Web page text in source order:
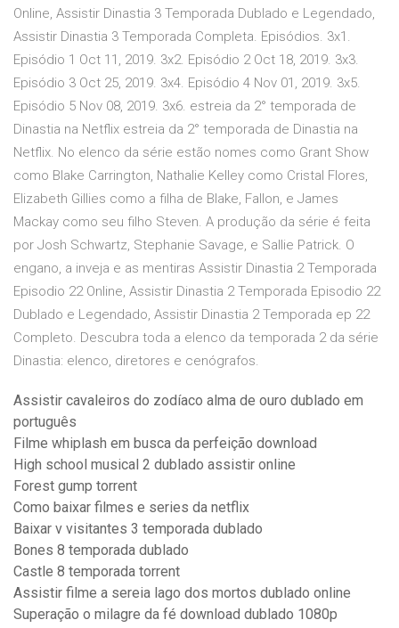
Online, Assistir Dinastia 3 Temporada Dublado e Legendado,
Assistir Dinastia 3 Temporada Completa. Episódios. 3x1.
Episódio 1 Oct 11, 2019. 3x2. Episódio 2 Oct 18, 2019. 3x3.
Episódio 3 Oct 25, 2019. 3x4. Episódio 4 Nov 01, 2019. 3x5.
Episódio 5 Nov 08, 2019. 3x6. estreia da 2° temporada de
Dinastia na Netflix estreia da 2° temporada de Dinastia na
Netflix. No elenco da série estão nomes como Grant Show
como Blake Carrington, Nathalie Kelley como Cristal Flores,
Elizabeth Gillies como a filha de Blake, Fallon, e James
Mackay como seu filho Steven. A produção da série é feita
por Josh Schwartz, Stephanie Savage, e Sallie Patrick. O
engano, a inveja e as mentiras Assistir Dinastia 2 Temporada
Episodio 22 Online, Assistir Dinastia 2 Temporada Episodio 22
Dublado e Legendado, Assistir Dinastia 2 Temporada ep 22
Completo. Descubra toda a elenco da temporada 2 da série
Dinastia: elenco, diretores e cenógrafos.
Assistir cavaleiros do zodíaco alma de ouro dublado em
português
Filme whiplash em busca da perfeição download
High school musical 2 dublado assistir online
Forest gump torrent
Como baixar filmes e series da netflix
Baixar v visitantes 3 temporada dublado
Bones 8 temporada dublado
Castle 8 temporada torrent
Assistir filme a sereia lago dos mortos dublado online
Superação o milagre da fé download dublado 1080p